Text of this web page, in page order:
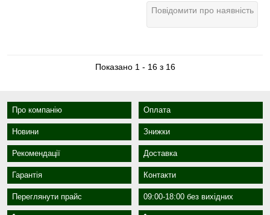
Повідомити про наявність
Показано 1 - 16 з 16
Про компанію Оплата
Новини Знижки
Рекомендації Доставка
Гарантія Контакти
Переглянути прайс 09:00-18:00 без вихідних